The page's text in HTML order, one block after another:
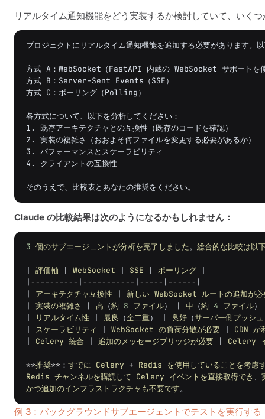
リアルタイム通知機能をどう実装するか検討していて、いく
プロジェクトにリアルタイム通知機能を追加する必要があります。
方式 A：WebSocket（FastAPI 内蔵の WebSocket サポートを
方式 B：Server-Sent Events（SSE）
方式 C：ポーリング（Polling）
各方式について、以下を分析してください：
1. 既存アーキテクチャとの互換性（既存のコードを確認）
2. 実装の複雑さ（おおよそ何ファイルを変更する必要があるか）
3. パフォーマンスとスケーラビリティ
4. クライアントの互換性
Claude の比較結果は次のようになるかもしれません：
3 個のサブエージェントが分析を完了しました。 総合的な比較は以
| 評価軸 | WebSocket | SSE | ポーリング
|
| ---------- | ----------- | ----- | ------ |
|
アーキテクチャ互換性 | 新しい WebSocket ルートの追加が必
|
実装の複雑さ | 高 （約 8 ファイル） | 中 （約 4 ファイル）
|
リアルタイム性 | 最良 （全二重） | 良好 （サーバー側プッシュ
|
スケーラビリティ | WebSocket の負荷分散が必要 | CDN が
|
Celery 統合 | 追加のメッセージブリッジが必要 | Celery
**推奨** ： すでに Celery + Redis を使用していることを考慮
Redis チャンネルを購読して Celery イベントを直接取得でき 、
かつ追加のインフラストラクチャも不要です。
例 3：バックグラウンドサブエージェントでテストを実行する